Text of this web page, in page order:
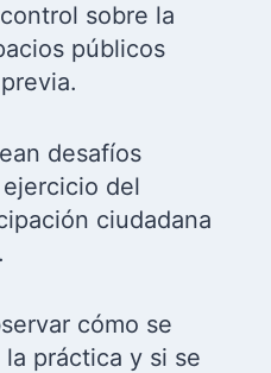
sobre la
públicos
desafíos
del
ciudadana
cómo se
práctica y si se